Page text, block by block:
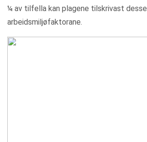
¼ av tilfella kan plagene tilskrivast desse
arbeidsmiljøfaktorane.